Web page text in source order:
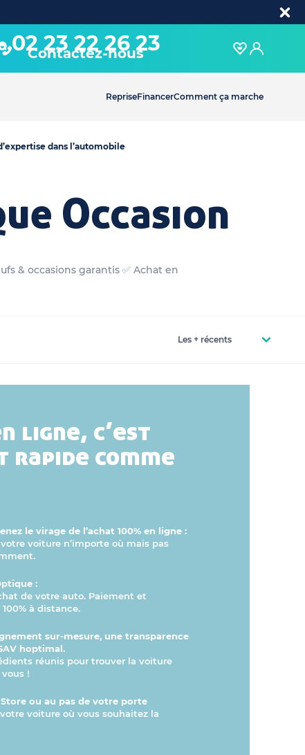
02 23 22 26 23
Contactez-nous
RepriseFinancerComment ça marche
dans l’automobile
Occasion
& occasions garantis ✅ Achat en
ligne, c’est
rapide comme
le virage de l’achat 100% en ligne :
voiture n’importe où mais pas
:
de votre auto. Paiement et
à distance.
sur-mesure, une transparence
hoptimal.
réunis pour trouver la voiture
!
ou au pas de votre porte
voiture où vous souhaitez la